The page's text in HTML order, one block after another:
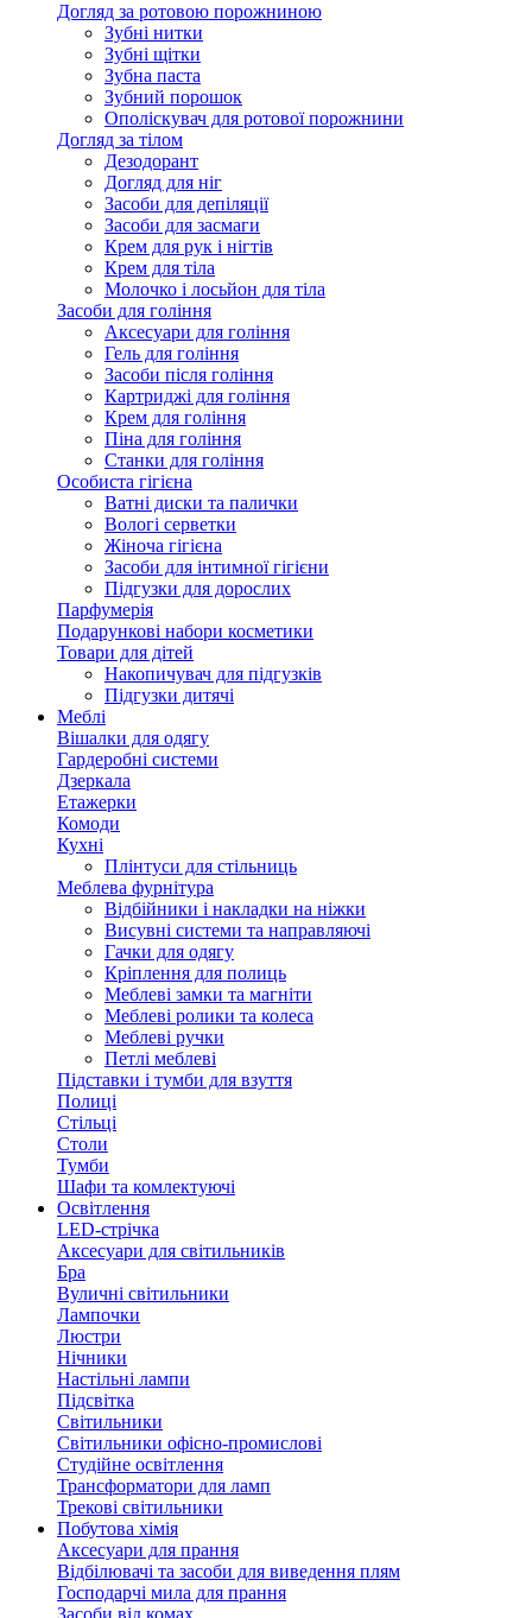
Догляд за ротовою порожниною
Зубні нитки
Зубні щітки
Зубна паста
Зубний порошок
Ополіскувач для ротової порожнини
Догляд за тілом
Дезодорант
Догляд для ніг
Засоби для депіляції
Засоби для засмаги
Крем для рук і нігтів
Крем для тіла
Молочко і лосьйон для тіла
Засоби для гоління
Аксесуари для гоління
Гель для гоління
Засоби після гоління
Картриджі для гоління
Крем для гоління
Піна для гоління
Станки для гоління
Особиста гігієна
Ватні диски та палички
Вологі серветки
Жіноча гігієна
Засоби для інтимної гігієни
Підгузки для дорослих
Парфумерія
Подарункові набори косметики
Товари для дітей
Накопичувач для підгузків
Підгузки дитячі
Меблі
Вішалки для одягу
Гардеробні системи
Дзеркала
Етажерки
Комоди
Кухні
Плінтуси для стільниць
Меблева фурнітура
Відбійники і накладки на ніжки
Висувні системи та направляючі
Гачки для одягу
Кріплення для полиць
Меблеві замки та магніти
Меблеві ролики та колеса
Меблеві ручки
Петлі меблеві
Підставки і тумби для взуття
Полиці
Стільці
Столи
Тумби
Шафи та комлектуючі
Освітлення
LED-стрічка
Аксесуари для світильників
Бра
Вуличні світильники
Лампочки
Люстри
Нічники
Настільні лампи
Підсвітка
Світильники
Світильники офісно-промислові
Студійне освітлення
Трансформатори для ламп
Трекові світильники
Побутова хімія
Аксесуари для прання
Відбілювачі та засоби для виведення плям
Господарчі мила для прання
Засоби від комах